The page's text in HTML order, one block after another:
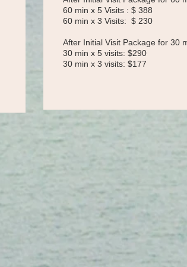
60 min x 5 Visits : $ 388
60 min x 3 Visits: $ 230
After Initial Visit Package for 30
30 min x 5 visits: $290
30 min x 3 visits: $177